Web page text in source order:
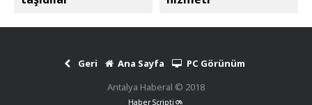
Geri Ana Sayfa
PC Görünüm
Antalya Haberal © 2018
Haber Scripti